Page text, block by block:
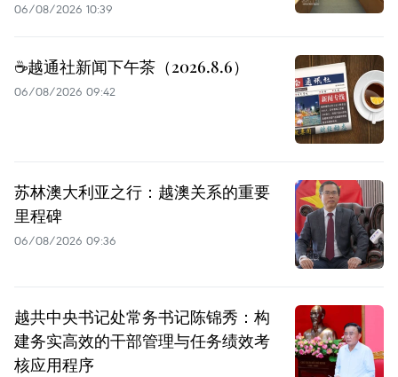
06/08/2026 10:39
☕️越通社新闻下午茶（2026.8.6）
06/08/2026 09:42
苏林澳大利亚之行：越澳关系的重要
里程碑
06/08/2026 09:36
越共中央书记处常务书记陈锦秀：构
建务实高效的干部管理与任务绩效考
核应用程序